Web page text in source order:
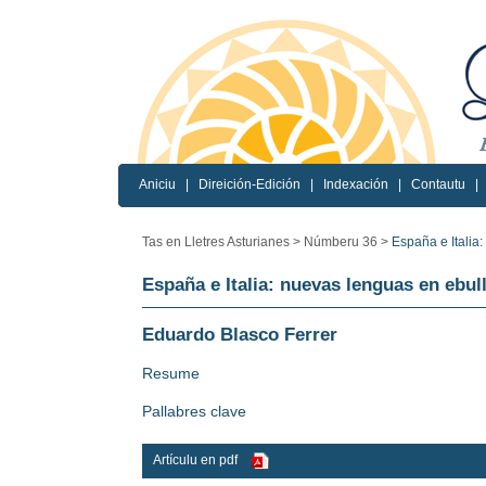
Aniciu Direición-Edición Indexación Contautu
Tas en Lletres Asturianes > Númberu 36 > España e
España e Italia: nuevas lenguas en
Eduardo Blasco Ferrer
Resume
Pallabres clave
Artículu en pdf